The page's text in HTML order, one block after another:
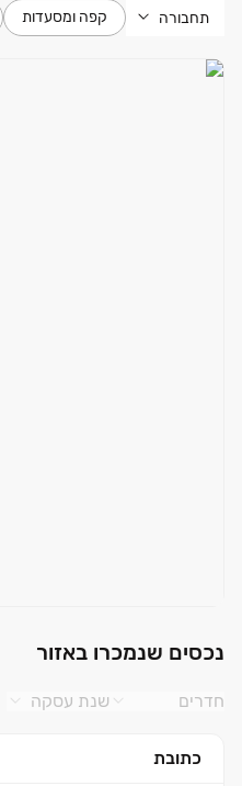
תחבורה קפה ומסעדות
נכסים שנמכרו באזור
חדרים שנת עסקה
כתובת